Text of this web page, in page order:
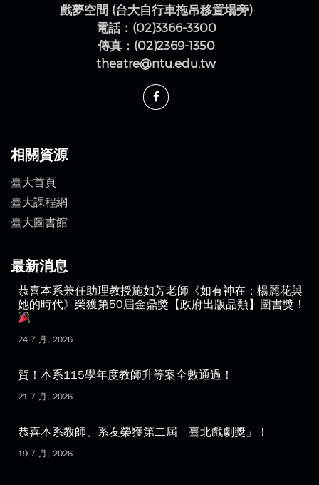
戲夢空間 (台大自行車拖吊移置場旁)
電話：(02)3366-3300
傳真：(02)2369-1350
theatre@ntu.edu.tw
相關資源
臺大首頁
臺大課程網
臺大圖書館
最新消息
恭喜本系兼任助理教授施如芳老師《如有神在：楊麗花與
她的時代》榮獲第50屆金鼎獎【政府出版品類】圖書獎！
24 7 月, 2026
賀！本系115學年度教師升等案全數通過！
21 7 月, 2026
恭喜本系教師、系友榮獲第二屆「臺北戲劇獎」！
19 7 月, 2026